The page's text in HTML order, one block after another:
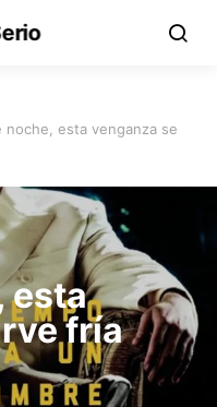
noche, esta venganza se
esta
fría